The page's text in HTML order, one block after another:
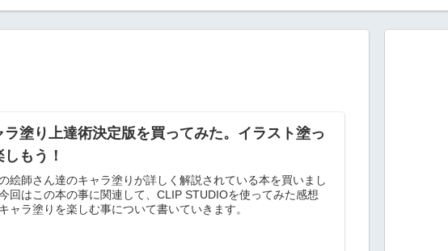
ラ塗り上達術決定版を買ってみた。イラスト塗っ
しもう！
絵師さん達のキャラ塗りが詳しく解説されている本を買いまし
回はこの本の事に関連して、CLIP STUDIOを使ってみた感想
ャラ塗りを楽しむ事について書いていきます。